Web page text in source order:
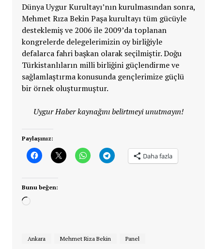
Dünya Uygur Kurultayı’nın kurulmasından sonra,
Mehmet Rıza Bekin Paşa kurultayı tüm gücüyle
desteklemiş ve 2006 ile 2009’da toplanan
kongrelerde delegelerimizin oy birliğiyle
defalarca fahri başkan olarak seçilmiştir. Doğu
Türkistanlıların milli birliğini güçlendirme ve
sağlamlaştırma konusunda gençlerimize güçlü
bir örnek oluşturmuştur.
Uygur Haber kaynağını belirtmeyi unutmayın!
Paylaşınız:
Daha fazla
Bunu beğen:
Yükleniyor...
Ankara Mehmet Riza Bekin Panel